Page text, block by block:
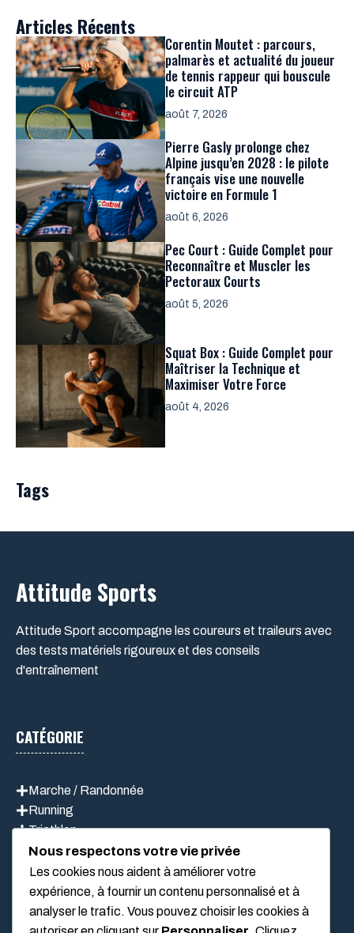
Articles Récents
Corentin Moutet : parcours,
palmarès et actualité du joueur
de tennis rappeur qui bouscule
le circuit ATP
août 7, 2026
Pierre Gasly prolonge chez
Alpine jusqu’en 2028 : le pilote
français vise une nouvelle
victoire en Formule 1
août 6, 2026
Pec Court : Guide Complet pour
Reconnaître et Muscler les
Pectoraux Courts
août 5, 2026
Squat Box : Guide Complet pour
Maîtriser la Technique et
Maximiser Votre Force
août 4, 2026
Tags
Attitude Sports
Attitude Sport accompagne les coureurs et traileurs avec
des tests matériels rigoureux et des conseils
d'entraînement
CATÉGORIE
Marche / Randonnée
Running
Triathlon
Vélo
LIEN UTILES
Nous respectons votre vie privée
Les cookies nous aident à améliorer votre
expérience, à fournir un contenu personnalisé et à
analyser le trafic. Vous pouvez choisir les cookies à